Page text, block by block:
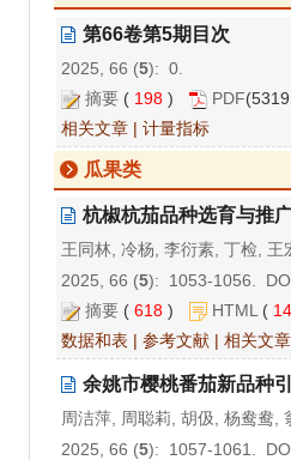
第66卷第5期目次
2025, 66 (5): 0.
摘要 ( 198 ) PDF
相关文章 | 计量指标
瓜果类
杭椒杭茄品种选育与推
王同林, 冷杨, 李衍素, 丁检,
2025, 66 (5): 1053-1056.
摘要 ( 618 ) HTML ( 14
数据和表 | 参考文献 | 相关文章
余姚市樱桃番茄新品种
周洁萍, 周聪莉, 胡伋, 杨鸯鸯,
2025, 66 (5): 1057-1061.